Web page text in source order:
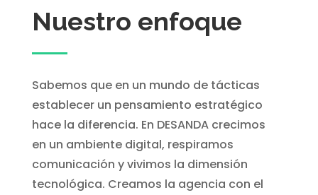
Nuestro enfoque
Sabemos que en un mundo de tácticas
establecer un pensamiento estratégico
hace la diferencia. En DESANDA crecimos
en un ambiente digital, respiramos
comunicación y vivimos la dimensión
tecnológica. Creamos la agencia con el